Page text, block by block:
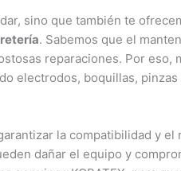
sino que también te
. Sabemos que el
reparaciones. Por eso,
electrodos, boquillas,
la compatibilidad y
dañar el equipo y